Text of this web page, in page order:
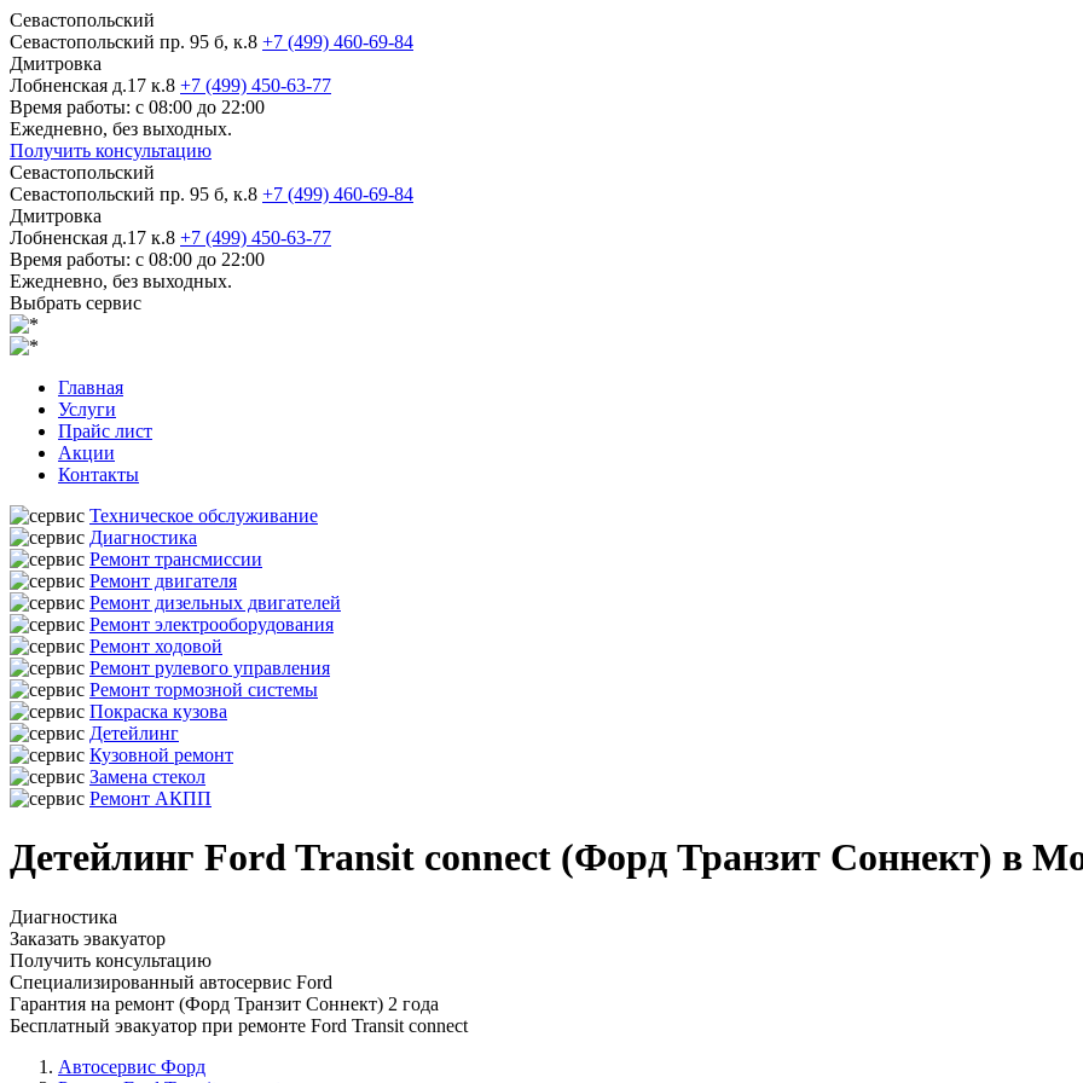
Севастопольский
Севастопольский пр. 95 б, к.8 +7 (499) 460-69-84
Дмитровка
Лобненская д.17 к.8 +7 (499) 450-63-77
Время работы: с 08:00 до 22:00
Ежедневно, без выходных.
Получить консультацию
Севастопольский
Севастопольский пр. 95 б, к.8 +7 (499) 460-69-84
Дмитровка
Лобненская д.17 к.8 +7 (499) 450-63-77
Время работы: с 08:00 до 22:00
Ежедневно, без выходных.
Выбрать сервис
Главная
Услуги
Прайс лист
Акции
Контакты
Техническое обслуживание
Диагностика
Ремонт трансмиссии
Ремонт двигателя
Ремонт дизельных двигателей
Ремонт электрооборудования
Ремонт ходовой
Ремонт рулевого управления
Ремонт тормозной системы
Покраска кузова
Детейлинг
Кузовной ремонт
Замена стекол
Ремонт АКПП
Детейлинг Ford Transit connect (Форд Транзит Соннект) в
Диагностика
Заказать эвакуатор
Получить консультацию
Специализированный автосервис Ford
Гарантия на ремонт (Форд Транзит Соннект) 2 года
Бесплатный эвакуатор при ремонте Ford Transit connect
Автосервис Форд